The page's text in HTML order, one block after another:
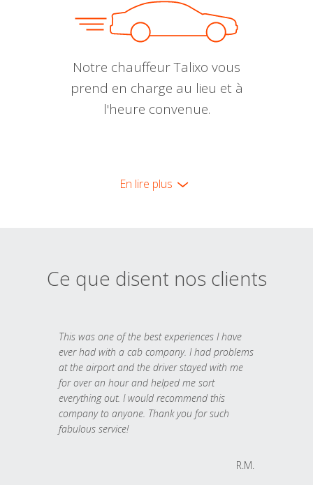
Notre chauffeur Talixo vous
prend en charge au lieu et à
l'heure convenue.
En lire plus
Ce que disent nos clients
This was one of the best experiences I have
ever had with a cab company. I had problems
at the airport and the driver stayed with me
for over an hour and helped me sort
everything out. I would recommend this
company to anyone. Thank you for such
fabulous service!
R.M.